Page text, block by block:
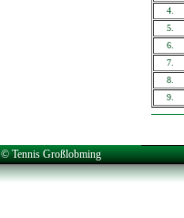
4.
5.
6.
7.
8.
9.
© Tennis Großlobming